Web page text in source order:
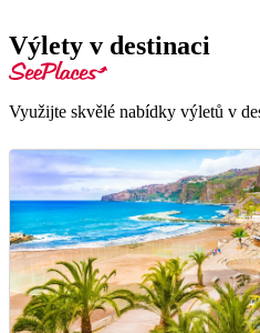
Výlety v destinaci
Využijte skvělé nabídky výletů v